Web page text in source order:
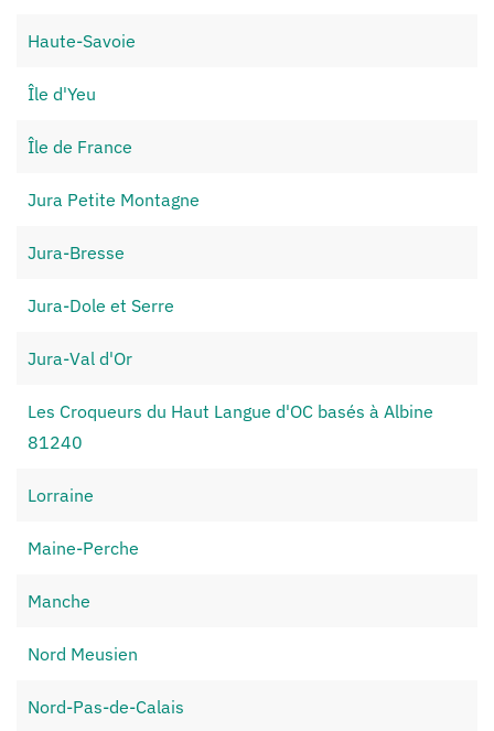
Haute-Savoie
Île d'Yeu
Île de France
Jura Petite Montagne
Jura-Bresse
Jura-Dole et Serre
Jura-Val d'Or
Les Croqueurs du Haut Langue d'OC basés à Albine
81240
Lorraine
Maine-Perche
Manche
Nord Meusien
Nord-Pas-de-Calais